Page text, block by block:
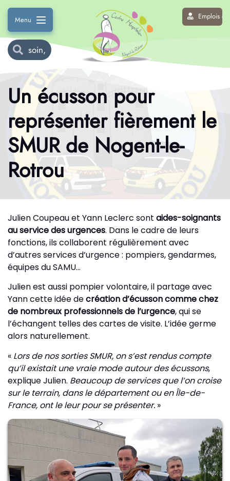
Menu Emplois et
Un écusson pour
représenter fièrement le
SMUR de Nogent-le-
Rotrou
Julien Coupeau et Yann Leclerc sont aides-soignants
au service des urgences. Dans le cadre de leurs
fonctions, ils collaborent régulièrement avec
d’autres services d’urgence : pompiers, gendarmes,
équipes du SAMU…
Julien est aussi pompier volontaire, il partage avec
Yann cette idée decréation d’écusson comme chez
de nombreux professionnels de l’urgence, qui se
l’échangent telles des cartes de visite. L’idée germe
alors naturellement.
« Lors de nos sorties SMUR, on s’est rendus compte
qu’il existait une vraie mode autour des écussons,
explique Julien. Beaucoup de services que l’on croise
sur le terrain, dans le département ou en Île-de-
France, ont le leur pour se présenter. »